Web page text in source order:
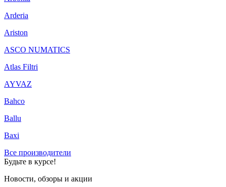
Arderia
Ariston
ASCO NUMATICS
Atlas Filtri
AYVAZ
Bahco
Ballu
Baxi
Все производители
Будьте в курсе!
Новости, обзоры и акции